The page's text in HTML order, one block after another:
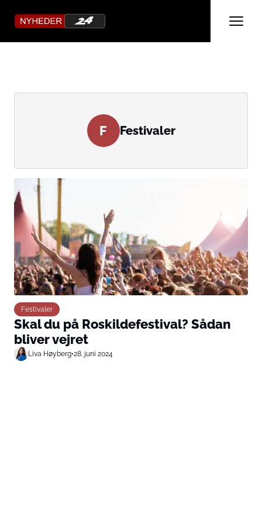
F Festivaler
Festivaler
Skal du på Roskildefestival? Sådan
bliver vejret
Liva Høyberg•28. juni 2024